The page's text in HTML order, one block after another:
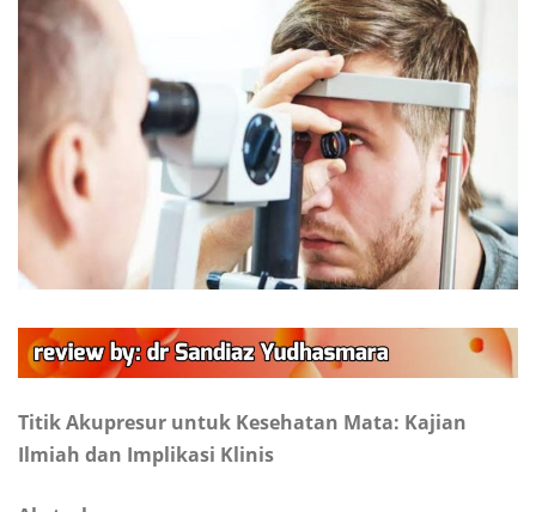
Titik Akupresur untuk Kesehatan Mata: Kajian
Ilmiah dan Implikasi Klinis